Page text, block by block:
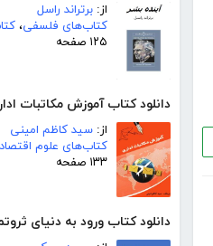
از: برتراند راسل
کتاب‌های فلسفی،
۱۲۵ صفحه
دانلود کتاب آموزش مکاتبات
از: سید کاظم امینی
کتاب‌های علوم
۱۳۳ صفحه
دانلود کتاب ورود به دنیای